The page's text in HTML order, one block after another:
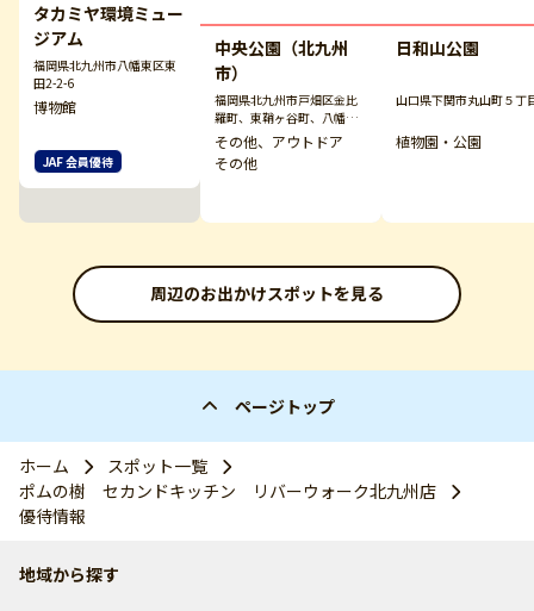
タカミヤ環境ミュー
ジアム
福岡県北九州市八幡東区東
田2-2-6
博物館
JAF 会員優待
中央公園（北九州
市）
福岡県北九州市戸畑区金比
羅町、東鞘ヶ谷町、八幡東
区高見５丁目
その他、アウトドア
その他
日和山公園
山口県下関市丸山町５丁
植物園・公園
周辺のお出かけスポットを見る
ページトップ
ホーム
スポット一覧
ポムの樹 セカンドキッチン リバーウォーク北九州店
優待情報
地域から探す